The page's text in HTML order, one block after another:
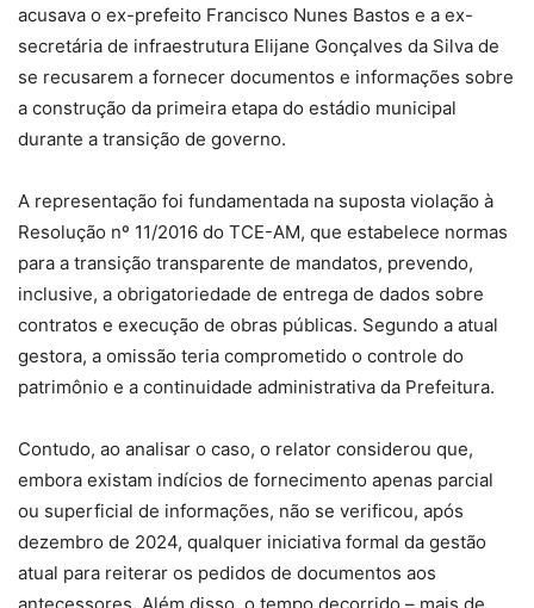
acusava o ex-prefeito Francisco Nunes Bastos e a ex-
secretária de infraestrutura Elijane Gonçalves da Silva de
se recusarem a fornecer documentos e informações sobre
a construção da primeira etapa do estádio municipal
durante a transição de governo.
A representação foi fundamentada na suposta violação à
Resolução nº 11/2016 do TCE-AM, que estabelece normas
para a transição transparente de mandatos, prevendo,
inclusive, a obrigatoriedade de entrega de dados sobre
contratos e execução de obras públicas. Segundo a atual
gestora, a omissão teria comprometido o controle do
patrimônio e a continuidade administrativa da Prefeitura.
Contudo, ao analisar o caso, o relator considerou que,
embora existam indícios de fornecimento apenas parcial
ou superficial de informações, não se verificou, após
dezembro de 2024, qualquer iniciativa formal da gestão
atual para reiterar os pedidos de documentos aos
antecessores. Além disso, o tempo decorrido – mais de